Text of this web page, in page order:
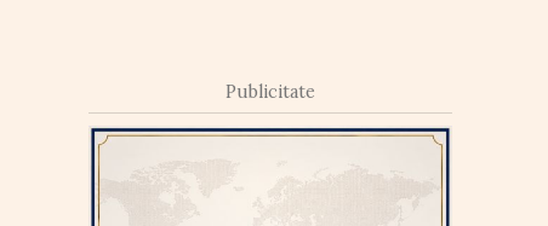
Publicitate